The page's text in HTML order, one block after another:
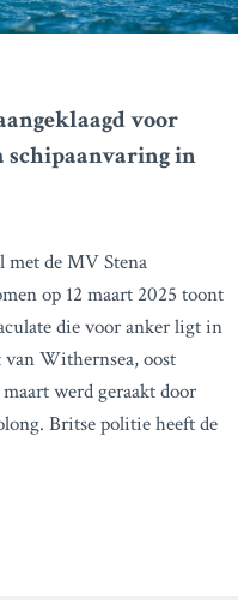
voor
schipaanvaring in
met de MV Stena
op 12 maart 2025 toont
die voor anker ligt in
van Withernsea, oost
werd geraakt door
Britse politie heeft de